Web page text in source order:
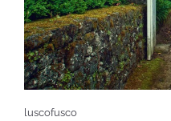
luscofusco